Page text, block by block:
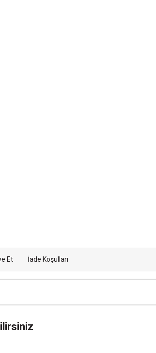
Et İade Koşulları